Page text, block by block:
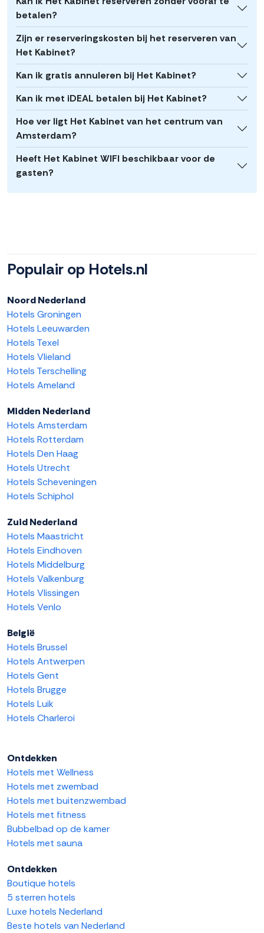
betalen?
Zijn er reserveringskosten bij het reserveren van
Het Kabinet?
Kan ik gratis annuleren bij Het Kabinet?
Kan ik met iDEAL betalen bij Het Kabinet?
Hoe ver ligt Het Kabinet van het centrum van
Amsterdam?
Heeft Het Kabinet WIFI beschikbaar voor de
gasten?
Populair op Hotels.nl
Noord Nederland
Hotels Groningen
Hotels Leeuwarden
Hotels Texel
Hotels Vlieland
Hotels Terschelling
Hotels Ameland
Midden Nederland
Hotels Amsterdam
Hotels Rotterdam
Hotels Den Haag
Hotels Utrecht
Hotels Scheveningen
Hotels Schiphol
Zuid Nederland
Hotels Maastricht
Hotels Eindhoven
Hotels Middelburg
Hotels Valkenburg
Hotels Vlissingen
Hotels Venlo
België
Hotels Brussel
Hotels Antwerpen
Hotels Gent
Hotels Brugge
Hotels Luik
Hotels Charleroi
Ontdekken
Hotels met Wellness
Hotels met zwembad
Hotels met buitenzwembad
Hotels met fitness
Bubbelbad op de kamer
Hotels met sauna
Ontdekken
Boutique hotels
5 sterren hotels
Luxe hotels Nederland
Beste hotels van Nederland